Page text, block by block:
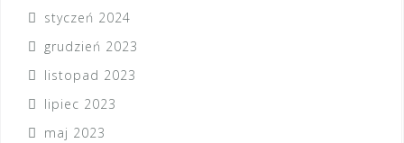
styczeń 2024
grudzień 2023
listopad 2023
lipiec 2023
maj 2023